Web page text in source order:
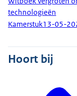
technologieën
Kamerstuk13-05-
Hoort bij